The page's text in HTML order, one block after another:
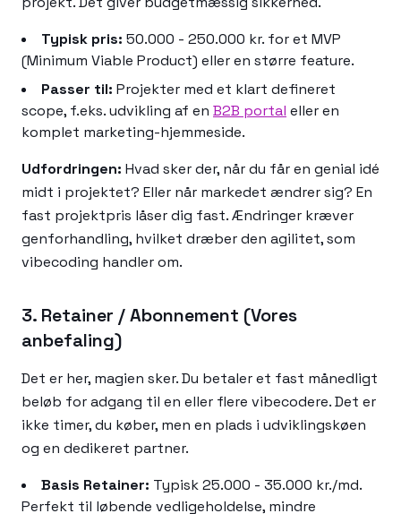
Typisk pris: 50.000 - 250.000 kr. for et MVP
(Minimum Viable Product) eller en større feature.
Passer til: Projekter med et klart defineret
scope, f.eks. udvikling af en B2B portal eller en
komplet marketing-hjemmeside.
Udfordringen: Hvad sker der, når du får en genial idé
midt i projektet? Eller når markedet ændrer sig? En
fast projektpris låser dig fast. Ændringer kræver
genforhandling, hvilket dræber den agilitet, som
vibecoding handler om.
3. Retainer / Abonnement (Vores
anbefaling)
Det er her, magien sker. Du betaler et fast månedligt
beløb for adgang til en eller flere vibecodere. Det er
ikke timer, du køber, men en plads i udviklingskøen
og en dedikeret partner.
Basis Retainer: Typisk 25.000 - 35.000 kr./md.
Perfekt til løbende vedligeholdelse, mindre